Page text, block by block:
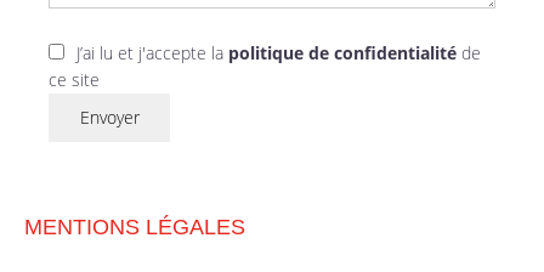
J’ai lu et j'accepte la politique de confidentialité de
ce site
Envoyer
MENTIONS LÉGALES